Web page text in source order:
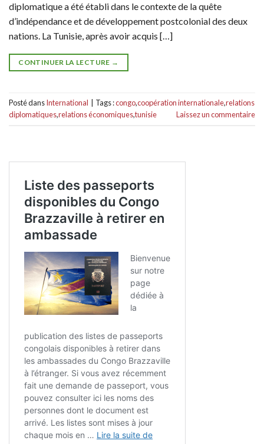
diplomatique a été établi dans le contexte de la quête
d’indépendance et de développement postcolonial des deux
nations. La Tunisie, après avoir acquis […]
CONTINUER LA LECTURE →
Posté dansInternational Tags :congo,coopération internationale,relations
diplomatiques,relations économiques,tunisie Laissez un commentaire